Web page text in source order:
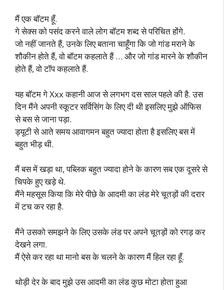
मैं एक बॉटम हूँ.
गे सेक्स को पसंद करने वाले लोग बॉटम शब्द से परिचित होंगे.
जो नहीं जानते हैं, उनके लिए बताना चाहूँगा कि जो गांड मराने के
शौकीन होते हैं, वो बॉटम कहलाते हैं … और जो गांड मारने के शौकीन
होते हैं, वो टॉप कहलाते हैं.
यह बॉटम गे Xxx कहानी आज से लगभग दस साल पहले की है. उस
दिन मैंने अपनी स्कूटर सर्विसिंग के लिए दी थी इसलिए मुझे ऑफिस
से बस से जाना पड़ा.
ड्यूटी से आते समय आवागमन बहुत ज्यादा होता है इसलिए बस में
बहुत भीड़ थी.
मैं बस में खड़ा था, पब्लिक बहुत ज्यादा होने के कारण सब एक दूसरे से
चिपके हुए खड़े थे.
मैंने महसूस किया कि मेरे पीछे के आदमी का लंड मेरे चूतड़ों की दरार
में टच कर रहा है.
मैंने उसको समझने के लिए उसके लंड पर अपने चूतड़ों को रगड़ कर
देखने लगा.
मैं ऐसे कर रहा था मानो बस के चलने के कारण मैं हिल रहा हूँ.
थोड़ी देर के बाद मुझे उस आदमी का लंड कुछ मोटा होता हुआ